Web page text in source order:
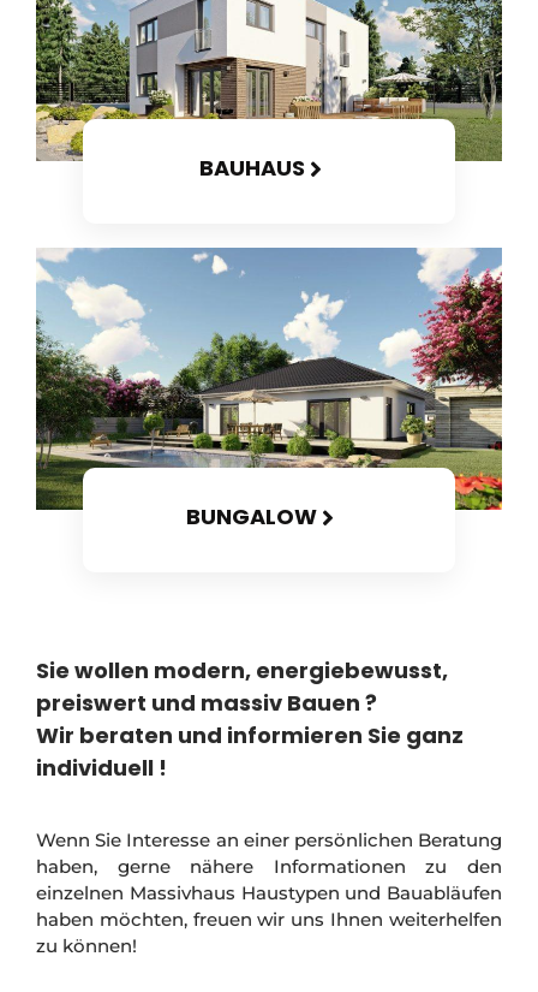
BAUHAUS
BUNGALOW
Sie wollen modern, energiebewusst,
preiswert und massiv Bauen ?
Wir beraten und informieren Sie ganz
individuell !
Wenn Sie Interesse an einer persönlichen Beratung
haben, gerne nähere Informationen zu den
einzelnen Massivhaus Haustypen und Bauabläufen
haben möchten, freuen wir uns Ihnen weiterhelfen
zu können!